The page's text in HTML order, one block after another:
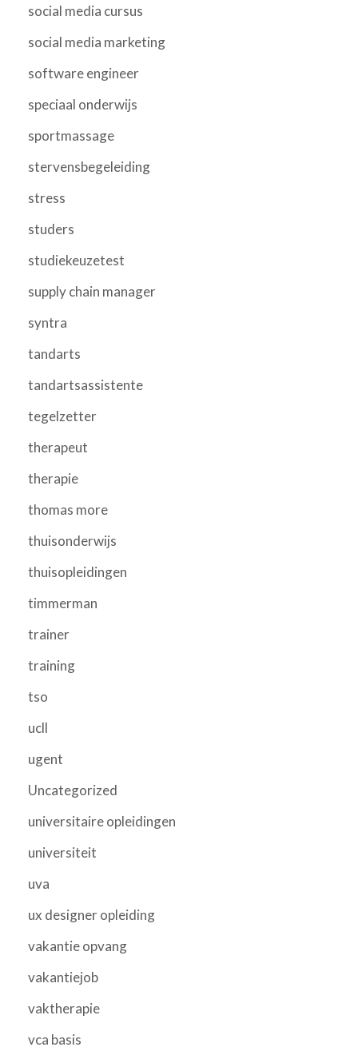
social media cursus
social media marketing
software engineer
speciaal onderwijs
sportmassage
stervensbegeleiding
stress
studers
studiekeuzetest
supply chain manager
syntra
tandarts
tandartsassistente
tegelzetter
therapeut
therapie
thomas more
thuisonderwijs
thuisopleidingen
timmerman
trainer
training
tso
ucll
ugent
Uncategorized
universitaire opleidingen
universiteit
uva
ux designer opleiding
vakantie opvang
vakantiejob
vaktherapie
vca basis